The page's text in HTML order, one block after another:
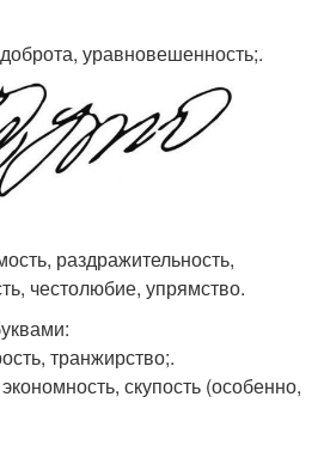
уравновешенность;.
раздражительность,
честолюбие, упрямство.
транжирство;.
скупость (особенно,